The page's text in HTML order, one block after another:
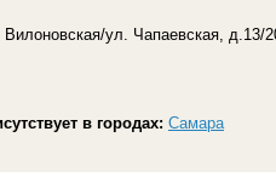
ул. Чапаевская, д.13/
в городах: Самара